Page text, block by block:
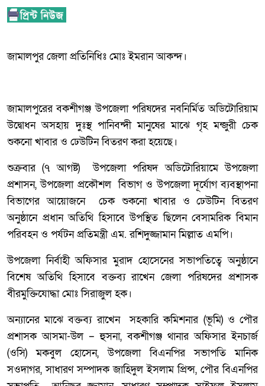
জামালপুর জেলা প্রতিনিধিঃ মোঃ ইমরান আকন্দ।
জামালপুরের বকশীগঞ্জ উপজেলা পরিষদের নবনির্মিত অডিটোরিয়াম
উদ্বোধন অসহায় দুঃস্থ পানিবন্দী মানুষের মাঝে গৃহ মন্জুরী চেক
শুকনো খাবার ও ঢেউটিন বিতরণ করা হয়েছে।
শুক্রবার (৭ আগষ্ট) উপজেলা পরিষদ অডিটোরিয়ামে উপজেলা
প্রশাসন, উপজেলা প্রকৌশল বিভাগ ও উপজেলা দূর্যোগ ব্যবস্থাপনা
বিভাগের আয়োজনে চেক শুকনো খাবার ও ঢেউটিন বিতরণ
অনুষ্ঠানে প্রধান অতিথি হিসাবে উপস্থিত ছিলেন বেসামরিক বিমান
পরিবহন ও পর্যটন প্রতিমন্ত্রী এম. রশিদুজ্জামান মিল্লাত এমপি।
উপজেলা নির্বাহী অফিসার মুরাদ হোসেনের সভাপতিত্বে অনুষ্ঠানে
বিশেষ অতিথি হিসাবে বক্তব্য রাখেন জেলা পরিষদের প্রশাসক
বীরমুক্তিযোদ্ধা মোঃ সিরাজুল হক।
অন্যানের মাঝে বক্তব্য রাখেন সহকারি কমিশনার (ভূমি) ও পৌর
প্রশাসক আসমা-উল – হুসনা, বকশীগঞ্জ থানার অফিসার ইনচার্জ
(ওসি) মকবুল হোসেন, উপজেলা বিএনপির সভাপতি মানিক
সওদাগর, সাধারণ সম্পাদক জাহিদুল ইসলাম প্রিন্স, পৌর বিএনপির